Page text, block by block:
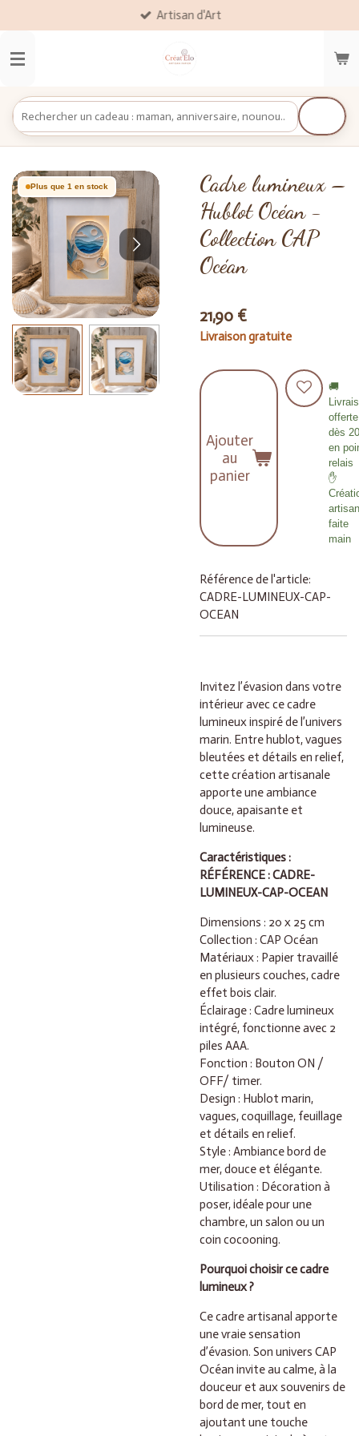
au
contenu
principal
Artisan d'Art
Cadre lumineux –
Hublot Océan -
Collection CAP
Océan
Plus que 1 en stock
21,90 €
Livraison gratuite
Ajouter
au
panier
🚚
offerte
dès
en
relais
✋
faite
main
Référence de l'article:
CADRE-LUMINEUX-CAP-
OCEAN
Invitez l’évasion dans votre
intérieur avec ce cadre
lumineux inspiré de l’univers
marin. Entre hublot, vagues
bleutées et détails en relief,
cette création artisanale
apporte une ambiance
douce, apaisante et
lumineuse.
Caractéristiques :
RÉFÉRENCE : CADRE-
LUMINEUX-CAP-OCEAN
Dimensions : 20 x 25 cm
Collection : CAP Océan
Matériaux : Papier travaillé
en plusieurs couches, cadre
effet bois clair.
Éclairage : Cadre lumineux
intégré, fonctionne avec 2
piles AAA.
Fonction : Bouton ON /
OFF/ timer.
Design : Hublot marin,
vagues, coquillage, feuillage
et détails en relief.
Style : Ambiance bord de
mer, douce et élégante.
Utilisation : Décoration à
poser, idéale pour une
chambre, un salon ou un
coin cocooning.
Pourquoi choisir ce cadre
lumineux ?
Ce cadre artisanal apporte
une vraie sensation
d’évasion. Son univers CAP
Océan invite au calme, à la
douceur et aux souvenirs de
bord de mer, tout en
ajoutant une touche